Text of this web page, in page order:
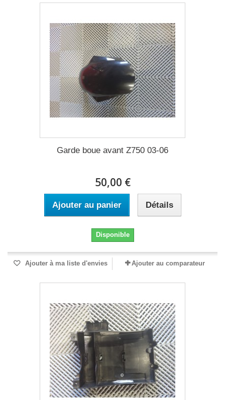
Garde boue avant Z750 03-06
50,00 €
Ajouter au panier Détails
Disponible
Ajouter à ma liste d'envies Ajouter au comparateur